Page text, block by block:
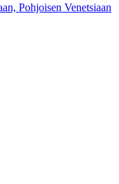
Pohjoisen Venetsiaan